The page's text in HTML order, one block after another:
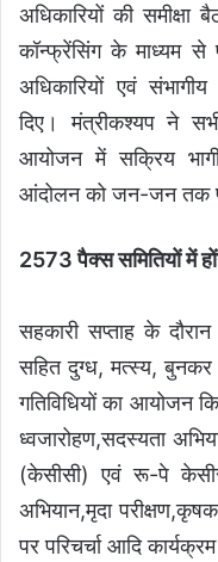
अधिकारियों की
कॉन्फ्रेंसिंग के माध्यम से
अधिकारियों एवं
दिए। मंत्रीकश्यप ने
आयोजन में सक्रिय
आंदोलन को जन-जन तक
2573 पैक्स समितियों में
सहकारी सप्ताह के
सहित दुग्ध, मत्स्य, बुनकर
गतिविधियों का आयोजन
ध्वजारोहण,सदस्यता
(केसीसी) एवं रू-पे
अभियान,मृदा
पर परिचर्चा आदि